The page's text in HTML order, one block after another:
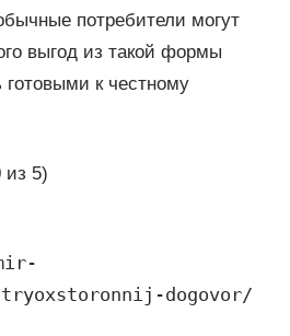
потребители могут
выгод из такой формы
к честному
из 5)
dogovor/